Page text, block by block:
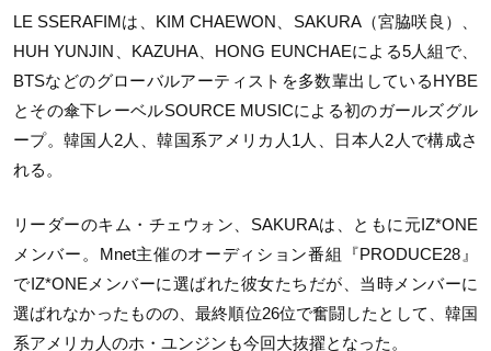
LE SSERAFIMは、KIM CHAEWON、SAKURA（宮脇咲良）
HUH YUNJIN、KAZUHA、HONG EUNCHAEによる5人組で、
BTSなどのグローバルアーティストを多数輩出しているHYBE
とその傘下レーベルSOURCE MUSICによる初のガールズグル
ープ。韓国人2人、韓国系アメリカ人1人、日本人2人で構成さ
れる。
リーダーのキム・チェウォン、SAKURAは、ともに元IZ*ONE
メンバー。Mnet主催のオーディション番組『PRODUCE28』
でIZ*ONEメンバーに選ばれた彼女たちだが、当時メンバーに
選ばれなかったものの、最終順位26位で奮闘したとして、韓国
系アメリカ人のホ・ユンジンも今回大抜擢となった。